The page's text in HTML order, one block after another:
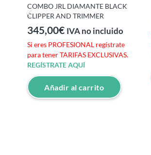
COMBO JRL DIAMANTE BLACK
CLIPPER AND TRIMMER
345,00€ IVA no incluido
Si eres PROFESIONAL regístrate
para tener TARIFAS EXCLUSIVAS.
REGÍSTRATE AQUÍ
Añadir al carrito